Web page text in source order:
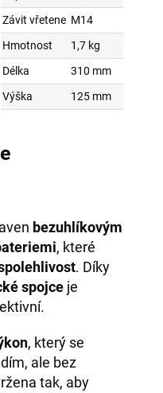
Závit vřetene M14
Hmotnost
1,7 kg
Délka
310 mm
Výška
125 mm
bezuhlíkovým
, které
. Díky
spojce je
, který se
ale bez
tak, aby